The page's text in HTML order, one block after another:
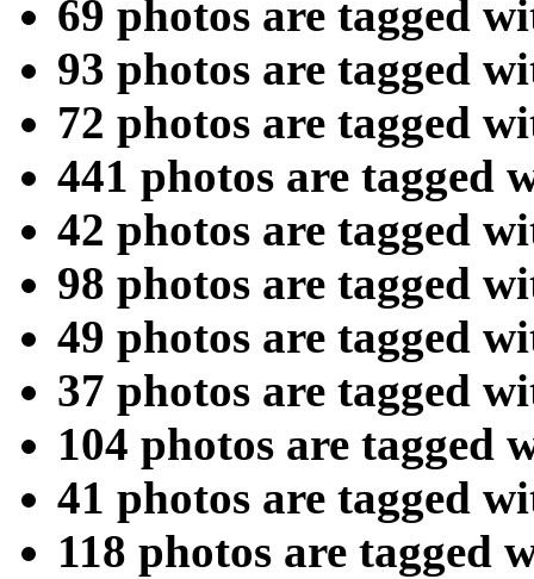
69 photos are tagged
93 photos are tagged
72 photos are tagged
441 photos are tagged
42 photos are tagged
98 photos are tagged
49 photos are tagged
37 photos are tagged
104 photos are tagged
41 photos are tagged
118 photos are tagged